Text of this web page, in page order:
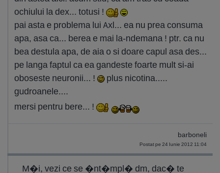
ochiului la dex... totusi !
pai asta e problema lui Axl... ea nu prea consuma
apa, asa ca... berea e mai la-ndemana ! ptr. ca nu
bea destula apa, de aia o si doare capul asa des...
pe langa faptul ca ea gandeste foarte mult si-ai
oboseste neuronii... !
plus nicotina.....
gudroanele....
mersi pentru bere... !
barboneli
Postat pe 24 Iunie 2012 11:04
M�i, vezi ce se �nt�mpl� dm, dac� te